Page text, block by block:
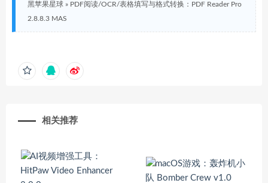
黑苹果星球 » PDF阅读/OCR/表格填写与格式转换：PDF Reader Pro
2.8.8.3 MAS
相关推荐